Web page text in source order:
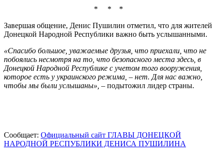
* * *
Завершая общение, Денис Пушилин отметил, что для жителей
Донецкой Народной Республики важно быть услышанными.
«Спасибо большое, уважаемые друзья, что приехали, что не
побоялись несмотря на то, что безопасного места здесь, в
Донецкой Народной Республике с учетом того вооружения,
которое есть у украинского режима, – нет. Для нас важно,
чтобы мы были услышаны», – подытожил лидер страны.
Сообщает: Официальный сайт ГЛАВЫ ДОНЕЦКОЙ
НАРОДНОЙ РЕСПУБЛИКИ ДЕНИСА ПУШИЛИНА